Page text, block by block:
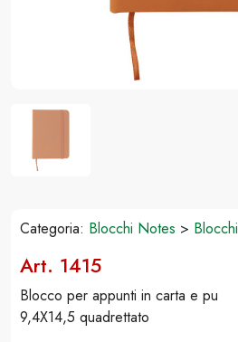
Categoria: Blocchi Notes >
Art. 1415
Blocco per appunti in carta e pu
9,4X14,5 quadrettato